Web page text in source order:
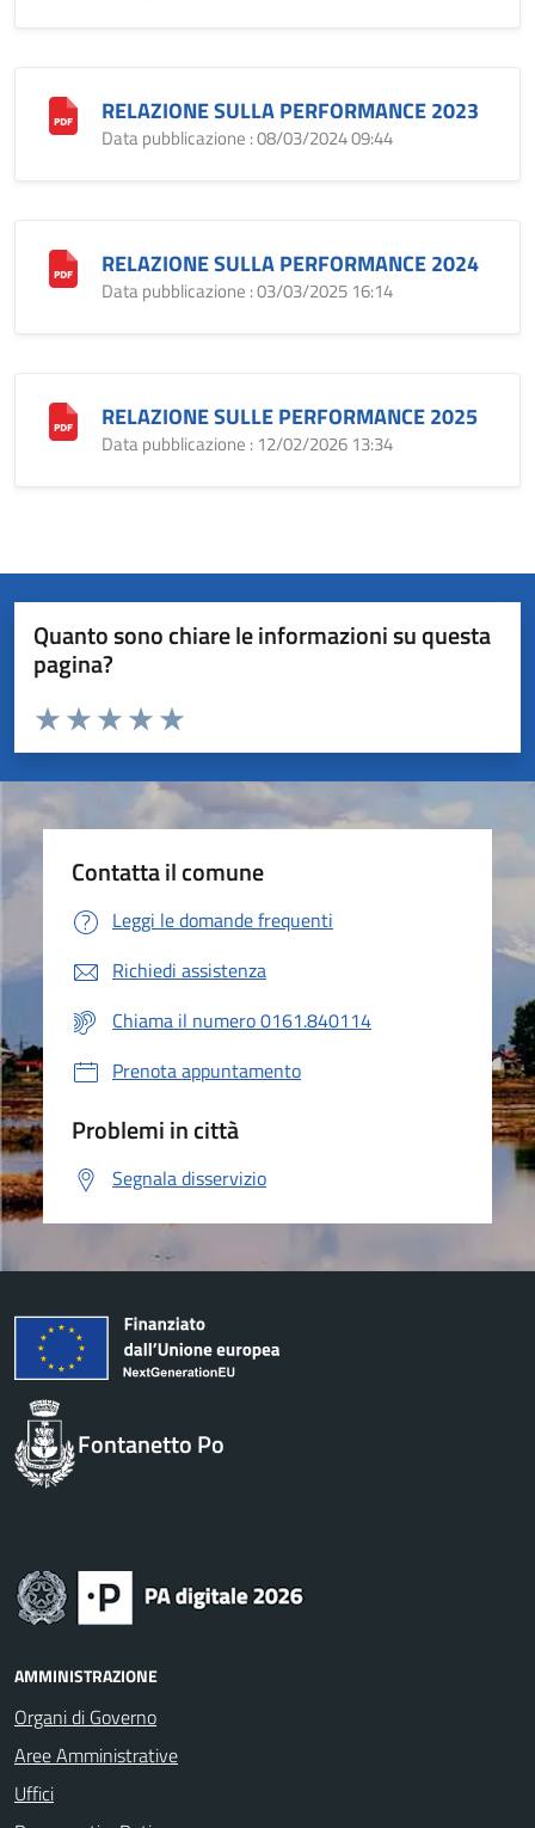
RELAZIONE SULLA PERFORMANCE 2023
Data pubblicazione : 08/03/2024 09:44
RELAZIONE SULLA PERFORMANCE 2024
Data pubblicazione : 03/03/2025 16:14
RELAZIONE SULLE PERFORMANCE 2025
Data pubblicazione : 12/02/2026 13:34
Quanto sono chiare le informazioni su questa
pagina?
Valuta da 1 a 5 stelle la pagina
Valuta 5 stelle su 5
Valuta 4 stelle su 5
Valuta 3 stelle su 5
Valuta 2 stelle su 5
Valuta 1 stelle su 5
Contatta il comune
Leggi le domande frequenti
Richiedi assistenza
Chiama il numero 0161.840114
Prenota appuntamento
Problemi in città
Segnala disservizio
Fontanetto Po
AMMINISTRAZIONE
Organi di Governo
Aree Amministrative
Uffici